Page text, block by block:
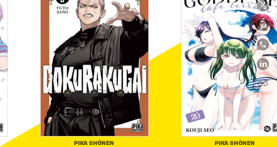
PIKA SHÔNEN PIKA SHÔNEN
link